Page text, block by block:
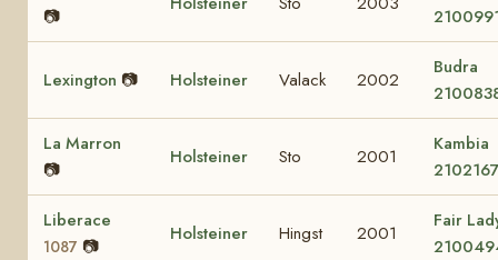
📷
Lexington 📷 Holsteiner Valack 2002
Budra
La Marron
📷
Holsteiner Sto 2001
Kambia
Liberace
1087 📷
Holsteiner Hingst 2001
Fair